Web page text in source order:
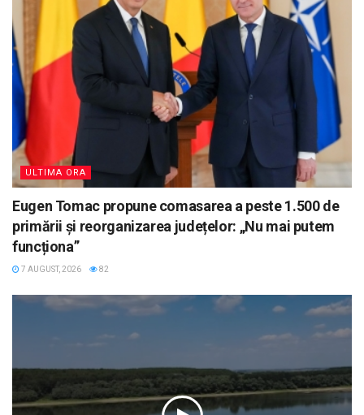
ULTIMA ORA
Eugen Tomac propune comasarea a peste 1.500 de
primării și reorganizarea județelor: „Nu mai putem
funcționa”
7 AUGUST, 2026 82